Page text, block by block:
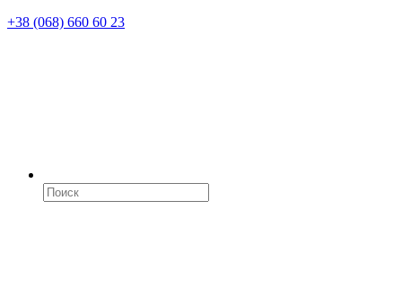
+38 (068) 660 60 23